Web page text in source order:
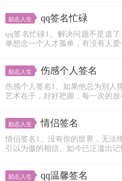
励志人生 qq签名忙碌
qq签名忙碌1、解决问题不是道
单想念一个人才孤单，有没有人
励志人生 伤感个人签名
伤感个人签名1、如果他总为别人
艺术在于，好好把握，每一次的
励志人生 情侣签名
情侣签名1、没有你的世界，无法
引以为傲的相信、如今已泛滥出记
励志人生 qq温馨签名